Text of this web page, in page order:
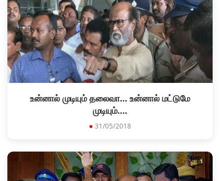
உன்னால் முடியும் தலைவா... உன்னால் மட்டுமே
முடியும்....
● 31/05/2018